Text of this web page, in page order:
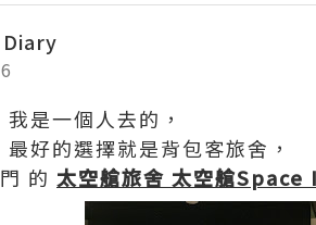
是一個人去的，
好的選擇就是背包客旅舍，
的 太空艙旅舍 太空艙Space